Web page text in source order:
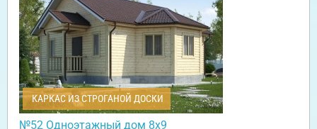
КАРКАС ИЗ СТРОГАНОЙ ДОСКИ
№52 Одноэтажный дом 8х9